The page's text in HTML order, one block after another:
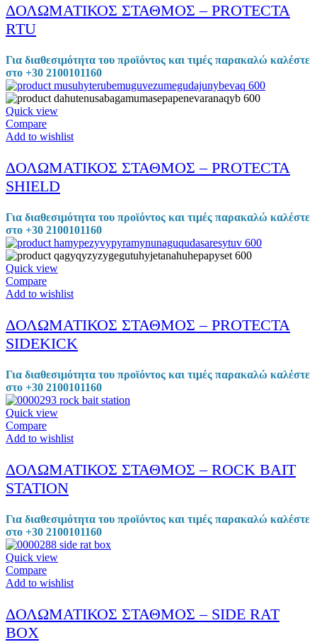
ΔΟΛΩΜΑΤΙΚΟΣ ΣΤΑΘΜΟΣ – PROTECTA
RTU
Για διαθεσιμότητα του προϊόντος και τιμές παρακαλώ καλέστε
στο +30 2100101160
Quick view
Compare
Add to wishlist
ΔΟΛΩΜΑΤΙΚΟΣ ΣΤΑΘΜΟΣ – PROTECTA
SHIELD
Για διαθεσιμότητα του προϊόντος και τιμές παρακαλώ καλέστε
στο +30 2100101160
Quick view
Compare
Add to wishlist
ΔΟΛΩΜΑΤΙΚΟΣ ΣΤΑΘΜΟΣ – PROTECTA
SIDEKICK
Για διαθεσιμότητα του προϊόντος και τιμές παρακαλώ καλέστε
στο +30 2100101160
Quick view
Compare
Add to wishlist
ΔΟΛΩΜΑΤΙΚΟΣ ΣΤΑΘΜΟΣ – ROCK BAIT
STATION
Για διαθεσιμότητα του προϊόντος και τιμές παρακαλώ καλέστε
στο +30 2100101160
Quick view
Compare
Add to wishlist
ΔΟΛΩΜΑΤΙΚΟΣ ΣΤΑΘΜΟΣ – SIDE RAT
BOX